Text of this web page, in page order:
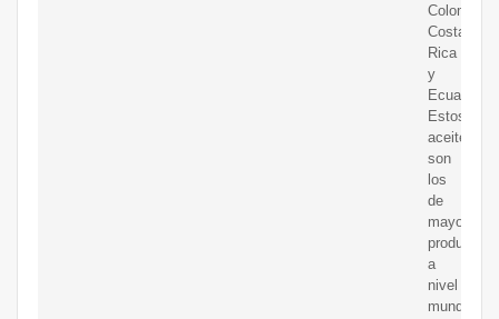
Colombia,
Costa
Rica
y
Ecuador.
Estos
aceites
son
los
de
mayor
producción
a
nivel
mundial